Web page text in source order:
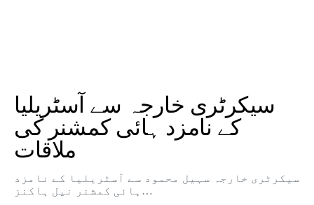
سیکرٹری خارجہ سے آسٹریلیا
کے نامزد ہائی کمشنر کی
ملاقات
سیکرٹری خارجہ سہیل محمود سے آسٹریلیا کے نامزد
ہائی کمشنر نیل ہاکنز…